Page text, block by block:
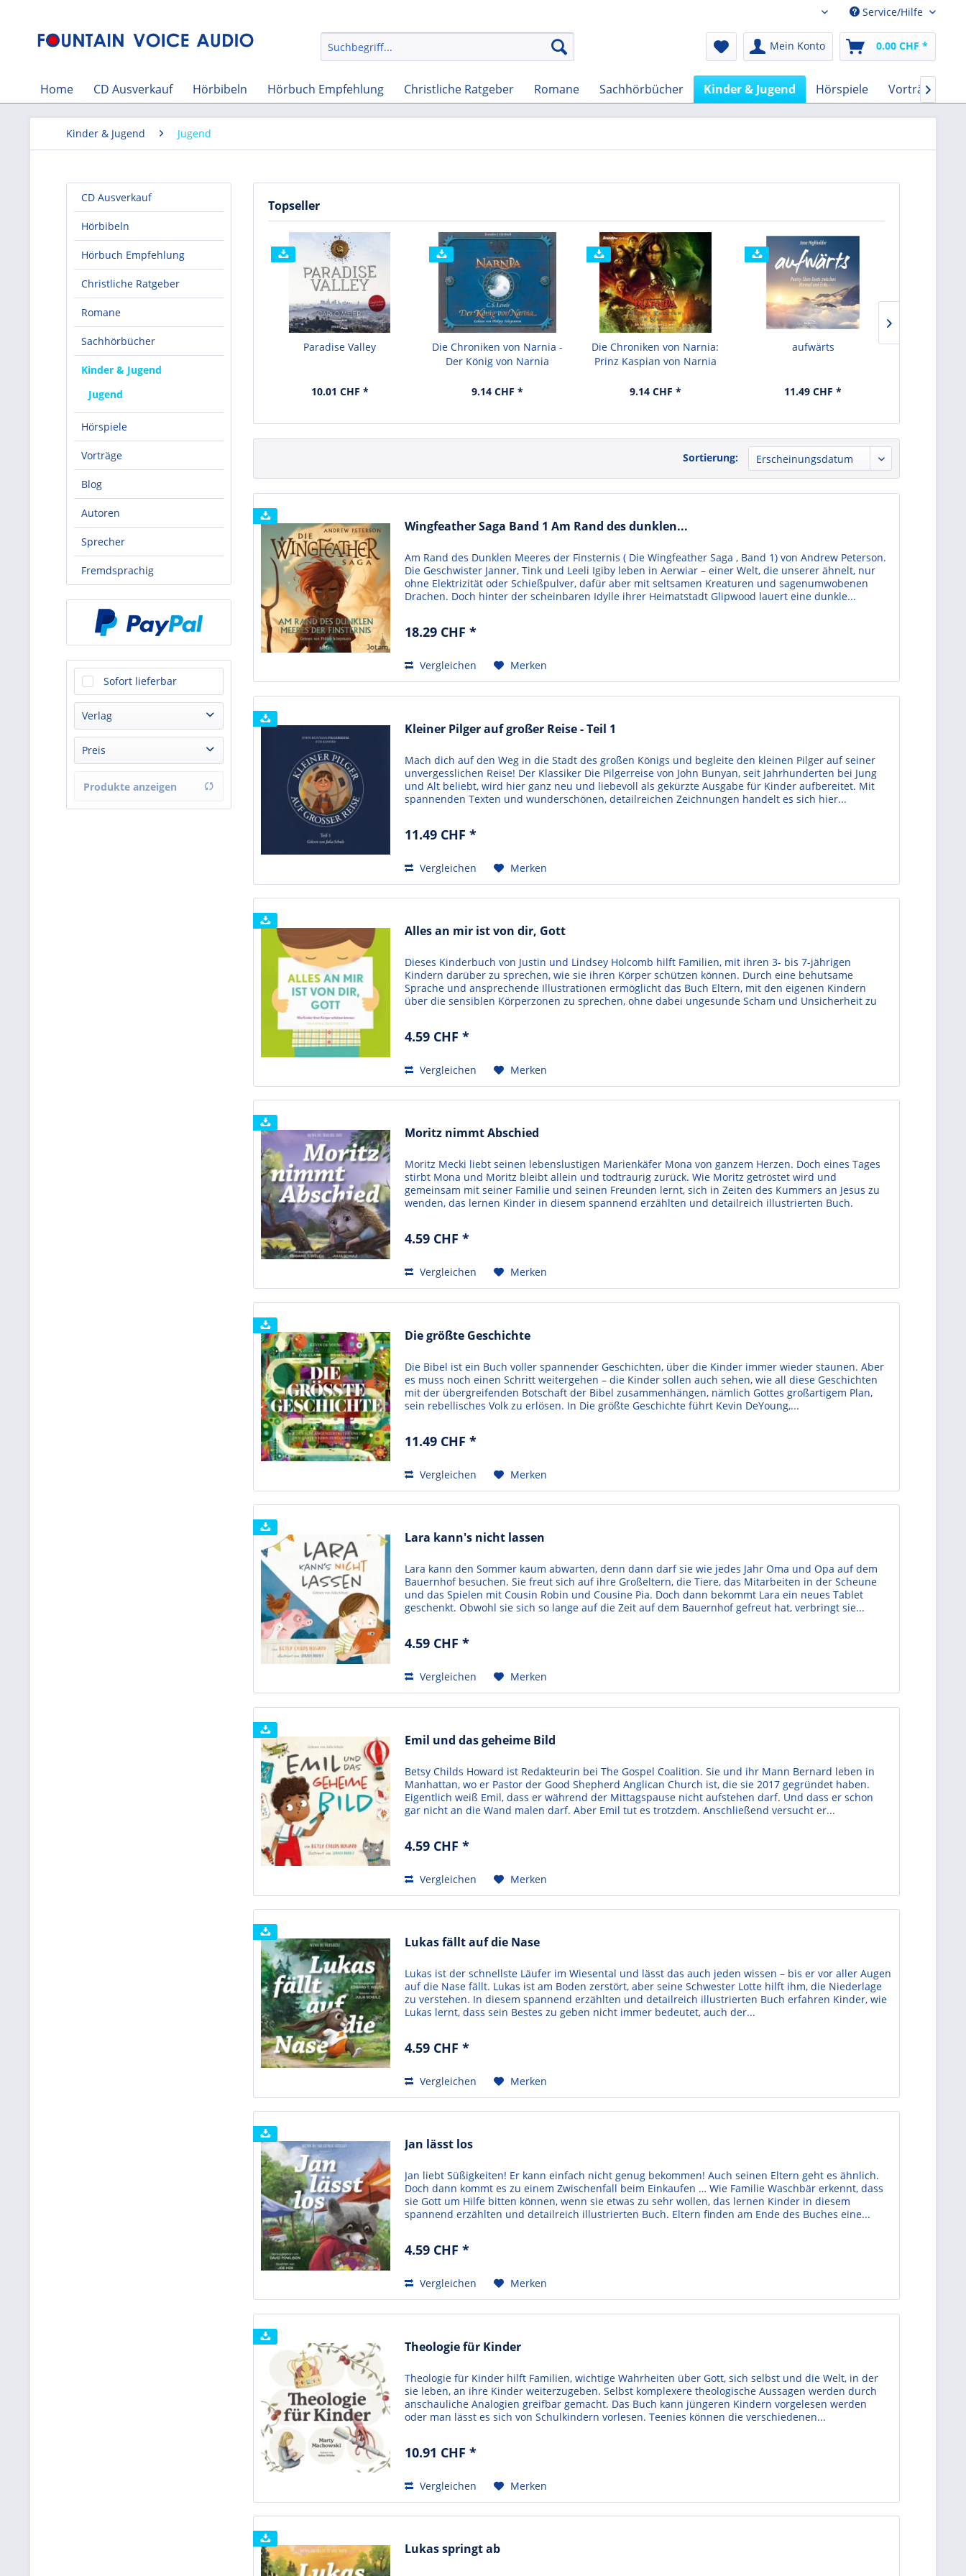
Audio-Book CHFService/Hilfe
Mein Konto 0.00 CHF *
Home CD Ausverkauf Hörbibeln Hörbuch Empfehlung Christliche Ratgeber Romane Sachhörbücher Kinder & Jugend Hörspiele Vorträge

Kinder & Jugend Jugend
CD Ausverkauf
Hörbibeln
Hörbuch Empfehlung
Christliche Ratgeber
Romane
Sachhörbücher
Kinder & Jugend
Jugend
Hörspiele
Vorträge
Blog
Autoren
Sprecher
Fremdsprachig
Sofort lieferbar
Verlag
Bibellesebund Verlag
Brendow Hörbuch
Fountain Voice Audio
Preis
4.59 CHF
18.28 CHF
Produkte anzeigen
Topseller
Paradise Valley
10.01 CHF *
Die Chroniken von Narnia -
Der König von Narnia
9.14 CHF *
Die Chroniken von Narnia:
Prinz Kaspian von Narnia
9.14 CHF *
aufwärts
11.49 CHF *
Sortierung:
Wingfeather Saga Band 1 Am Rand des dunklen...
Am Rand des Dunklen Meeres der Finsternis ( Die Wingfeather Saga , Band 1) von Andrew Peterson.
Die Geschwister Janner, Tink und Leeli Igiby leben in Aerwiar – einer Welt, die unserer ähnelt, nur
ohne Elektrizität oder Schießpulver, dafür aber mit seltsamen Kreaturen und sagenumwobenen
Drachen. Doch hinter der scheinbaren Idylle ihrer Heimatstadt Glipwood lauert eine dunkle...
18.29 CHF *
Vergleichen Merken
Kleiner Pilger auf großer Reise - Teil 1
Mach dich auf den Weg in die Stadt des großen Königs und begleite den kleinen Pilger auf seiner
unvergesslichen Reise! Der Klassiker Die Pilgerreise von John Bunyan, seit Jahrhunderten bei Jung
und Alt beliebt, wird hier ganz neu und liebevoll als gekürzte Ausgabe für Kinder aufbereitet. Mit
spannenden Texten und wunderschönen, detailreichen Zeichnungen handelt es sich hier...
11.49 CHF *
Vergleichen Merken
Alles an mir ist von dir, Gott
Dieses Kinderbuch von Justin und Lindsey Holcomb hilft Familien, mit ihren 3- bis 7-jährigen
Kindern darüber zu sprechen, wie sie ihren Körper schützen können. Durch eine behutsame
Sprache und ansprechende Illustrationen ermöglicht das Buch Eltern, mit den eigenen Kindern
über die sensiblen Körperzonen zu sprechen, ohne dabei ungesunde Scham und Unsicherheit zu
4.59 CHF *
Vergleichen Merken
Moritz nimmt Abschied
Moritz Mecki liebt seinen lebenslustigen Marienkäfer Mona von ganzem Herzen. Doch eines Tages
stirbt Mona und Moritz bleibt allein und todtraurig zurück. Wie Moritz getröstet wird und
gemeinsam mit seiner Familie und seinen Freunden lernt, sich in Zeiten des Kummers an Jesus zu
wenden, das lernen Kinder in diesem spannend erzählten und detailreich illustrierten Buch.
4.59 CHF *
Vergleichen Merken
Die größte Geschichte
Die Bibel ist ein Buch voller spannender Geschichten, über die Kinder immer wieder staunen. Aber
es muss noch einen Schritt weitergehen – die Kinder sollen auch sehen, wie all diese Geschichten
mit der übergreifenden Botschaft der Bibel zusammenhängen, nämlich Gottes großartigem Plan,
sein rebellisches Volk zu erlösen. In Die größte Geschichte führt Kevin DeYoung,...
11.49 CHF *
Vergleichen Merken
Lara kann's nicht lassen
Lara kann den Sommer kaum abwarten, denn dann darf sie wie jedes Jahr Oma und Opa auf dem
Bauernhof besuchen. Sie freut sich auf ihre Großeltern, die Tiere, das Mitarbeiten in der Scheune
und das Spielen mit Cousin Robin und Cousine Pia. Doch dann bekommt Lara ein neues Tablet
geschenkt. Obwohl sie sich so lange auf die Zeit auf dem Bauernhof gefreut hat, verbringt sie...
4.59 CHF *
Vergleichen Merken
Emil und das geheime Bild
Betsy Childs Howard ist Redakteurin bei The Gospel Coalition. Sie und ihr Mann Bernard leben in
Manhattan, wo er Pastor der Good Shepherd Anglican Church ist, die sie 2017 gegründet haben.
Eigentlich weiß Emil, dass er während der Mittagspause nicht aufstehen darf. Und dass er schon
gar nicht an die Wand malen darf. Aber Emil tut es trotzdem. Anschließend versucht er...
4.59 CHF *
Vergleichen Merken
Lukas fällt auf die Nase
Lukas ist der schnellste Läufer im Wiesental und lässt das auch jeden wissen – bis er vor aller Augen
auf die Nase fällt. Lukas ist am Boden zerstört, aber seine Schwester Lotte hilft ihm, die Niederlage
zu verstehen. In diesem spannend erzählten und detailreich illustrierten Buch erfahren Kinder, wie
Lukas lernt, dass sein Bestes zu geben nicht immer bedeutet, auch der...
4.59 CHF *
Vergleichen Merken
Jan lässt los
Jan liebt Süßigkeiten! Er kann einfach nicht genug bekommen! Auch seinen Eltern geht es ähnlich.
Doch dann kommt es zu einem Zwischenfall beim Einkaufen … Wie Familie Waschbär erkennt, dass
sie Gott um Hilfe bitten können, wenn sie etwas zu sehr wollen, das lernen Kinder in diesem
spannend erzählten und detailreich illustrierten Buch. Eltern finden am Ende des Buches eine...
4.59 CHF *
Vergleichen Merken
Theologie für Kinder
Theologie für Kinder hilft Familien, wichtige Wahrheiten über Gott, sich selbst und die Welt, in der
sie leben, an ihre Kinder weiterzugeben. Selbst komplexere theologische Aussagen werden durch
anschauliche Analogien greifbar gemacht. Das Buch kann jüngeren Kindern vorgelesen werden
oder man lässt es sich von Schulkindern vorlesen. Teenies können die verschiedenen...
10.91 CHF *
Vergleichen Merken
Lukas springt ab